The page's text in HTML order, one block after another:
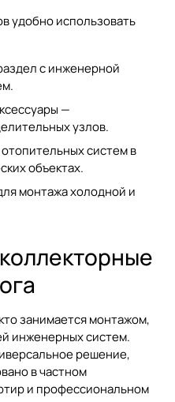
удобно использовать
с инженерной
—
узлов.
систем в
объектах.
монтажа холодной и
занимается монтажом,
инженерных систем.
решение,
в частном
и профессиональном